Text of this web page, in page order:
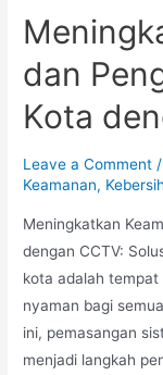
dan
Kota
Leave a Comment
Keamanan,
Meningkatkan
dengan CCTV:
kota adalah
nyaman bagi
ini, pemasangan
menjadi langkah